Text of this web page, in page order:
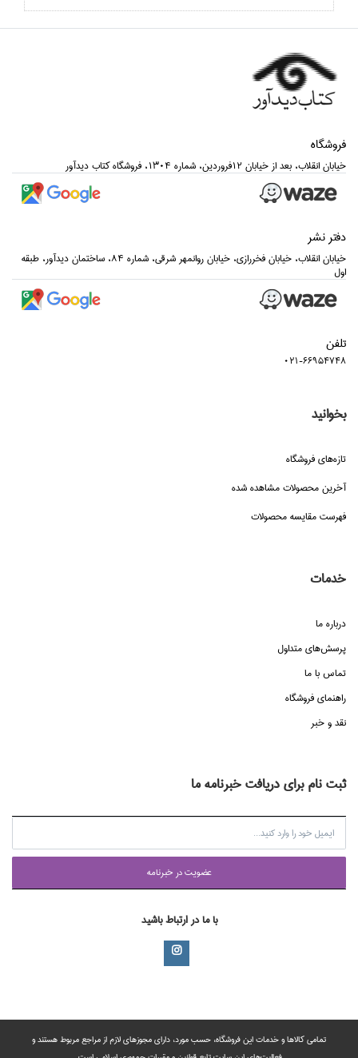
فروشگاه
خيابان انقلاب، بعد از خيابان 12فروردين، شماره 1304، فروشگاه كتاب ديدآور
دفتر نشر
خيابان انقلاب، خيابان فخررازي، خيابان روانمهر شرقي، شماره 84، ساختمان ديدآور، طبقه
اول
تلفن
021-66954748
بخوانید
تازه‌هاي فروشگاه
آخرین محصولات مشاهده شده
فهرست مقایسه محصولات
خدمات
درباره ما
پرسش‌هاي متداول
تماس با ما
راهنماي فروشگاه
نقد و خبر
ثبت نام برای دریافت خبرنامه ما
عضويت در خبرنامه
با ما در ارتباط باشید
تمامی‌ کالاها و خدمات این فروشگاه، حسب مورد،‌ دارای مجوزهای لازم از مراجع مربوط هستند ‌و‌‌